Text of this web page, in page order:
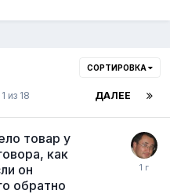
СОРТИРОВКА
ДАЛЕЕ
из 18
товар у
как
он
обратно